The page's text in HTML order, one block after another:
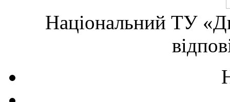
Національний ТУ